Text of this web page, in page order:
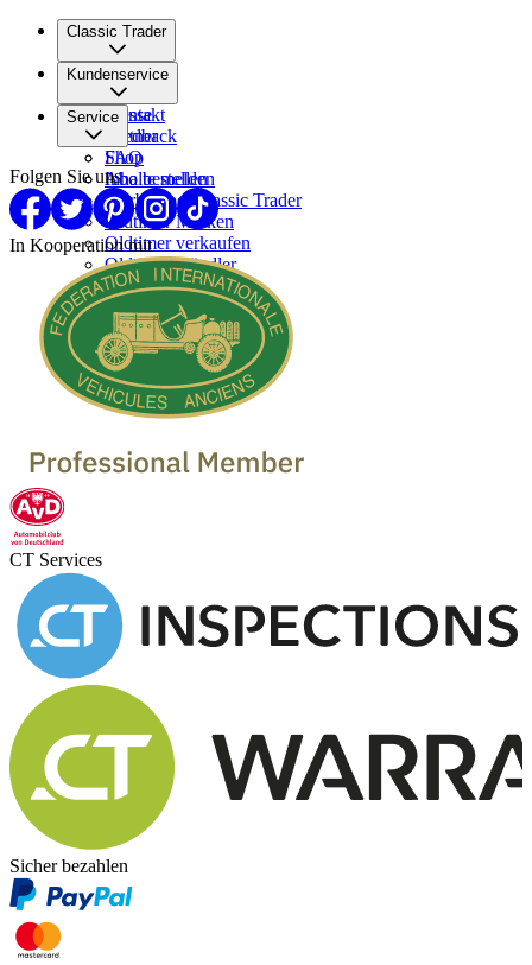
Classic Trader
Über uns
Karriere
Presse
Partner
Kundenservice
Kontakt
Feedback
FAQ
Inhalte melden
Service
Shop
Abo bestellen
Werben bei Classic Trader
Oldtimer Marken
Oldtimer verkaufen
Oldtimer Händler
Folgen Sie uns
In Kooperation mit
CT Services
Sicher bezahlen